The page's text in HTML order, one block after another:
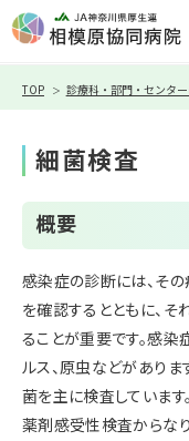
TOP 診療科・部門・センタ
細菌検査
概要
感染症の診断には、そ
を確認するとともに、
ることが重要です。感染
ルス、原虫などがありま
菌を主に検査しています
薬剤感受性検査からな